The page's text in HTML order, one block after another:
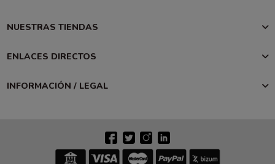
NUESTRAS TIENDAS
ENLACES DIRECTOS
INFORMACIÓN / LEGAL